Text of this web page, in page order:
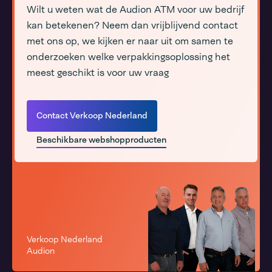
Wilt u weten wat de Audion ATM voor uw bedrijf
kan betekenen? Neem dan vrijblijvend contact
met ons op, we kijken er naar uit om samen te
onderzoeken welke verpakkingsoplossing het
meest geschikt is voor uw vraag
Contact Verkoop Nederland
Beschikbare webshopproducten
Verkoop Nederland
Audion